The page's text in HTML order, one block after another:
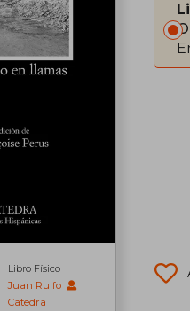
Libro Físico
Juan Rulfo
Catedra